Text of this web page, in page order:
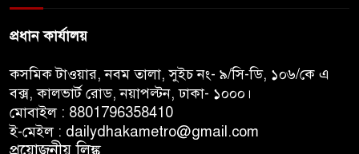
প্রধান কার্যালয়
কসমিক টাওয়ার, নবম তালা, সুইচ নং- ৯/সি-ডি, ১০৬/কে এ
বক্স, কালভার্ট রোড, নয়াপল্টন, ঢাকা- ১০০০।
মোবাইল : 8801796358410
ই-মেইল : dailydhakametro@gmail.com